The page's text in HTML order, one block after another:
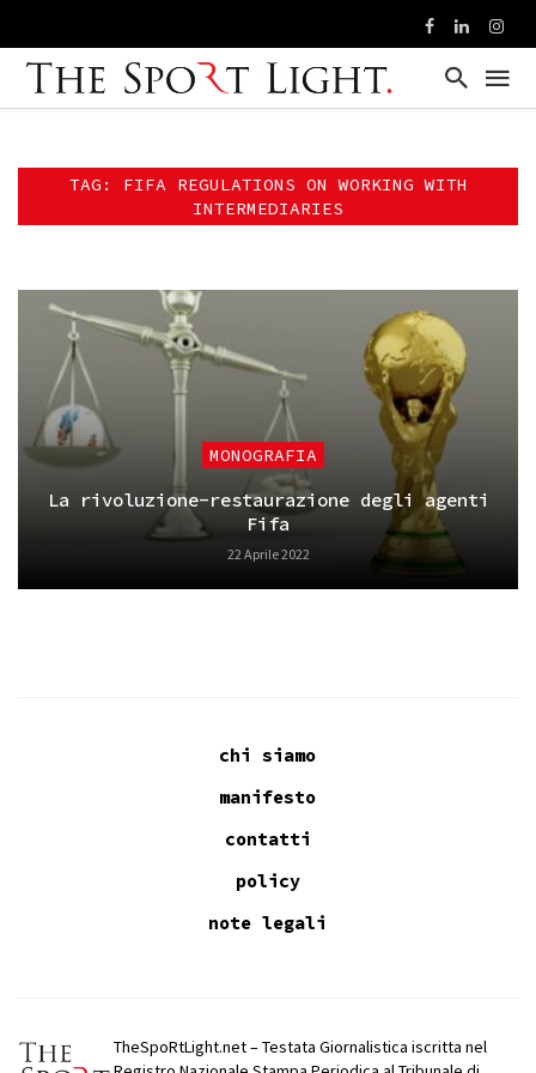
TAG: FIFA REGULATIONS ON WORKING WITH
INTERMEDIARIES
MONOGRAFIA
La rivoluzione-restaurazione degli agenti
Fifa
22 Aprile 2022
chi siamo
manifesto
contatti
policy
note legali
TheSpoRtLight.net – Testata Giornalistica iscritta nel